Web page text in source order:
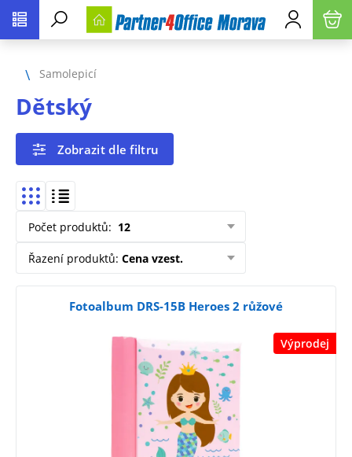
Samolepicí
Dětský
Zobrazit dle filtru
Počet produktů: 12
Řazení produktů: Cena vzest.
Výprodej
Fotoalbum DRS-15B Heroes 2 růžové